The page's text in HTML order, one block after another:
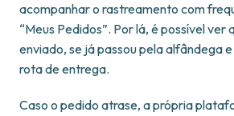
acompanhar o rastreamento com
“Meus Pedidos”. Por lá, é possível ver
enviado, se já passou pela alfândega
rota de entrega.
Caso o pedido atrase, a própria